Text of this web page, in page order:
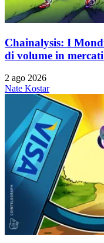
Chainalysis: I
di volume in
2 ago 2026
Nate Kostar